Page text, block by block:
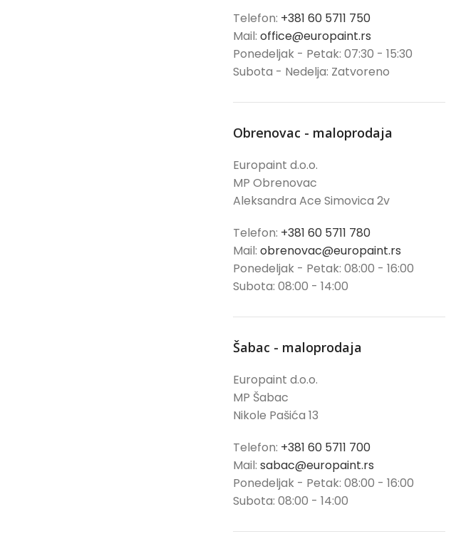
Telefon: +381 60 5711 750
Mail:office@europaint.rs
Ponedeljak - Petak: 07:30 - 15:30
Subota - Nedelja: Zatvoreno
Obrenovac - maloprodaja
Europaint d.o.o.
MP Obrenovac
Aleksandra Ace Simovica 2v
Telefon: +381 60 5711 780
Mail:obrenovac@europaint.rs
Ponedeljak - Petak: 08:00 - 16:00
Subota: 08:00 - 14:00
Šabac - maloprodaja
Europaint d.o.o.
MP Šabac
Nikole Pašića 13
Telefon: +381 60 5711 700
Mail:sabac@europaint.rs
Ponedeljak - Petak: 08:00 - 16:00
Subota: 08:00 - 14:00